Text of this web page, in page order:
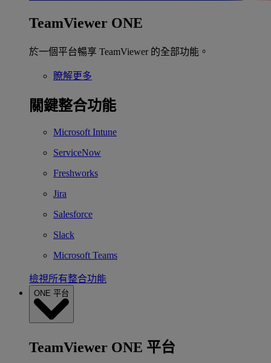
TeamViewer ONE
於一個平台暢享 TeamViewer 的全部功能。
瞭解更多
關鍵整合功能
Microsoft Intune
ServiceNow
Freshworks
Jira
Salesforce
Slack
Microsoft Teams
檢視所有整合功能
ONE 平台
TeamViewer ONE 平台